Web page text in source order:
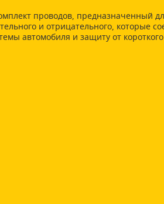
проводов, предназначенный
и отрицательного,
автомобиля и защиту от